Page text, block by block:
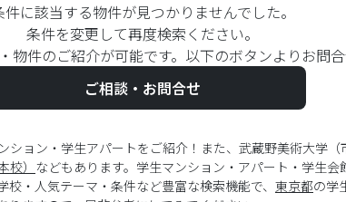
件に該当する物件が見つかりませんでした。
条件を変更して再度検索ください。
物件のご紹介が可能です。以下のボタンよりお問合
ご相談・お問合せ
ョン・学生アパートをご紹介！また、武蔵野美術大学（
） などもあります。学生マンション・アパート・学生
・人気テーマ・条件など豊富な検索機能で、 東京都の学